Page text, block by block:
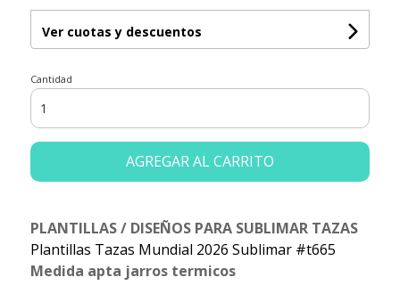
Ver cuotas y descuentos
Cantidad
AGREGAR AL CARRITO
PLANTILLAS / DISEÑOS PARA SUBLIMAR TAZAS
Plantillas Tazas Mundial 2026 Sublimar #t665
Medida apta jarros termicos